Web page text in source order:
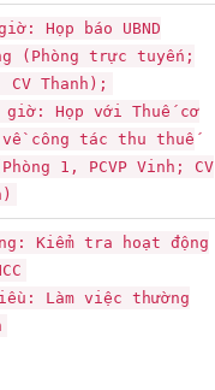
Họp báo UBND
(Phòng trực tuyến;
CV Thanh);
giờ: Họp với Thuế cơ
công tác thu thuế
1, PCVP Vinh; CV
Kiểm tra hoạt động
Làm việc thường